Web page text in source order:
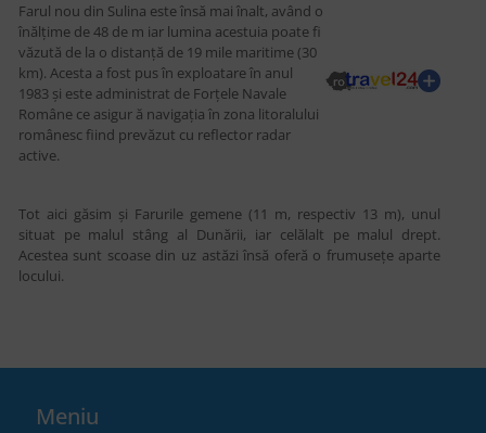
Farul nou din Sulina este însă mai înalt, având o
înălțime de 48 de m iar lumina acestuia poate fi
văzută de la o distanță de 19 mile maritime (30
km). Acesta a fost pus în exploatare în anul
1983 și este administrat de Forțele Navale
Române ce asigur ă navigația în zona litoralului
românesc fiind prevăzut cu reflector radar
active.
Tot aici găsim și Farurile gemene (11 m, respectiv 13 m), unul
situat pe malul stâng al Dunării, iar celălalt pe malul drept.
Acestea sunt scoase din uz astăzi însă oferă o frumusețe aparte
locului.
Meniu